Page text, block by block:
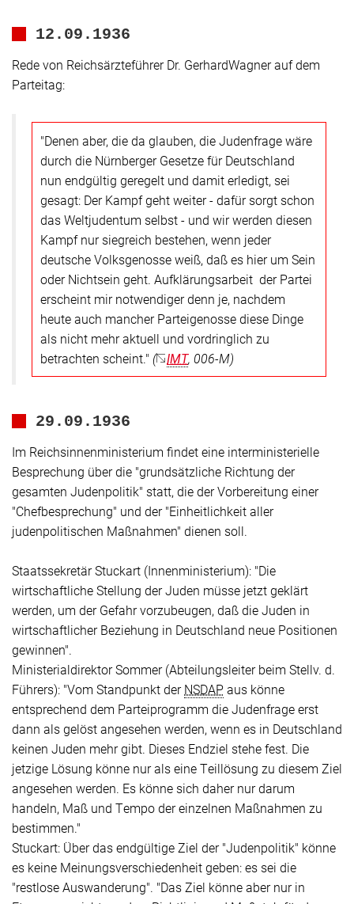
12.09.1936
Rede von Reichsärzteführer Dr. GerhardWagner auf dem
Parteitag:
"Denen aber, die da glauben, die Judenfrage wäre
durch die Nürnberger Gesetze für Deutschland
nun endgültig geregelt und damit erledigt, sei
gesagt: Der Kampf geht weiter - dafür sorgt schon
das Weltjudentum selbst - und wir werden diesen
Kampf nur siegreich bestehen, wenn jeder
deutsche Volksgenosse weiß, daß es hier um Sein
oder Nichtsein geht. Aufklärungsarbeit der Partei
erscheint mir notwendiger denn je, nachdem
heute auch mancher Parteigenosse diese Dinge
als nicht mehr aktuell und vordringlich zu
betrachten scheint." ( IMT, 006-M)
29.09.1936
Im Reichsinnenministerium findet eine interministerielle
Besprechung über die "grundsätzliche Richtung der
gesamten Judenpolitik" statt, die der Vorbereitung einer
"Chefbesprechung" und der"Einheitlichkeit aller
judenpolitischen Maßnahmen" dienen soll.
Staatssekretär Stuckart (Innenministerium): "Die
wirtschaftliche Stellung der Juden müsse jetzt geklärt
werden, um der Gefahr vorzubeugen, daß die Juden in
wirtschaftlicher Beziehung in Deutschland neue Positionen
gewinnen".
Ministerialdirektor Sommer (Abteilungsleiter beim Stellv. d.
Führers): "Vom Standpunkt derNSDAPaus könne
entsprechend dem Parteiprogramm die Judenfrage erst
dann als gelöst angesehen werden, wenn es in Deutschland
keinen Juden mehr gibt. Dieses Endziel stehe fest. Die
jetzige Lösung könne nur als eine Teillösung zu diesem Ziel
angesehen werden. Es könne sich daher nur darum
handeln, Maß und Tempo der einzelnen Maßnahmen zu
bestimmen."
Stuckart: Über das endgültige Ziel der"Judenpolitik" könne
es keine Meinungsverschiedenheit geben: es sei die
"restlose Auswanderung". "Das Ziel könne aber nur in